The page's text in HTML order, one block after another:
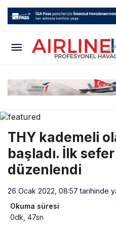
THY kademeli
başladı. İlk
düzenlendi
26 Ocak 2022, 08:57 tarihinde
Okuma süresi
0dk, 47sn